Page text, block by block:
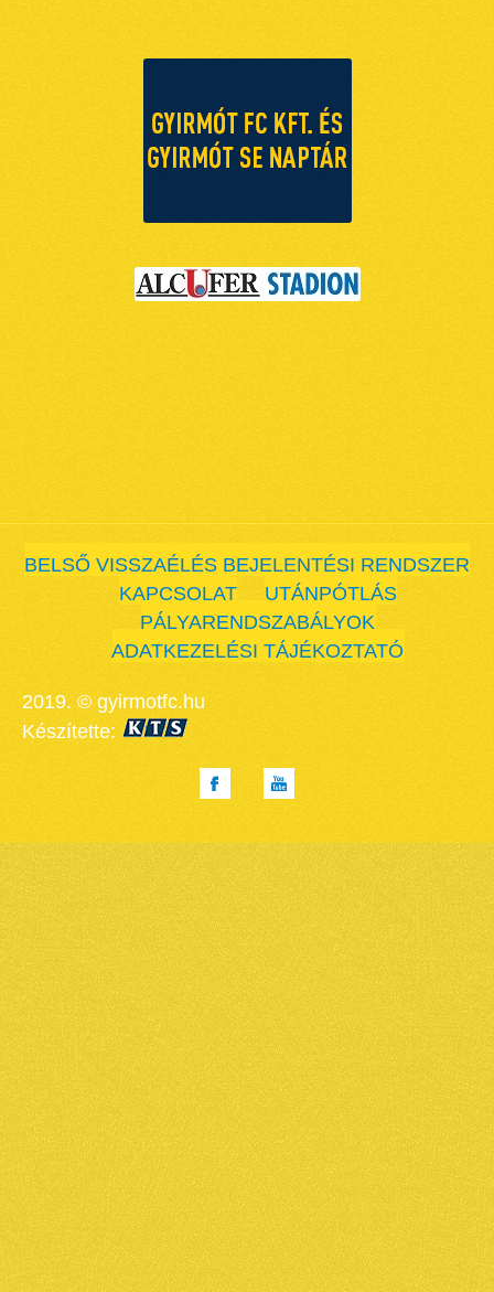
BELSŐ VISSZAÉLÉS BEJELENTÉSI RENDSZER
KAPCSOLAT
UTÁNPÓTLÁS
PÁLYARENDSZABÁLYOK
ADATKEZELÉSI TÁJÉKOZTATÓ
2019. © gyirmotfc.hu
Készítette: